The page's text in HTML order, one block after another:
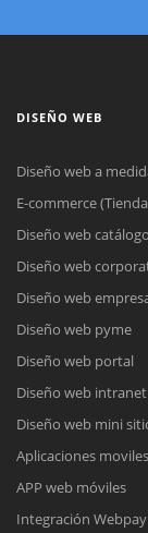
DISEÑO WEB
Diseño web a
E-commerce
Diseño web catálogo
Diseño web
Diseño web
Diseño web pyme
Diseño web portal
Diseño web intranet
Diseño web mini
Aplicaciones moviles
APP web móviles
Integración